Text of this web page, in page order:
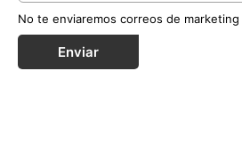
No te enviaremos correos de
Enviar